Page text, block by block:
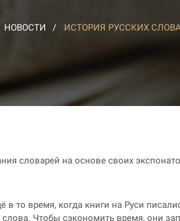
НОВОСТИ ИСТОРИЯ РУССКИХ
словарей на основе своих
то время, когда книги на Руси
Чтобы сэкономить время, они